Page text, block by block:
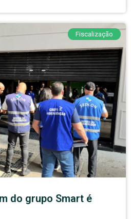
Fiscalização
do grupo Smart é